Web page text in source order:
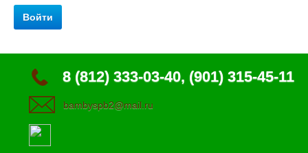
8 (812) 333-03-40, (901) 315-45-11
bambyspb2@mail.ru